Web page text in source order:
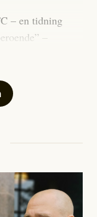
– en tidning
–
”röd, grön och
bra
ingressen
skapar